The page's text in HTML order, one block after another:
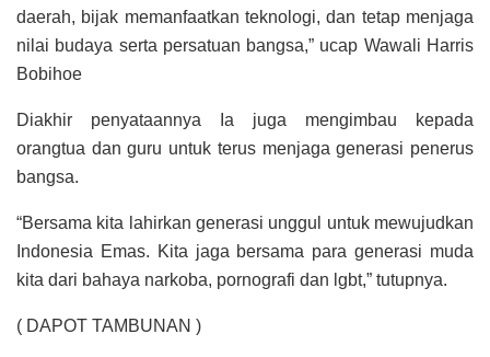
daerah, bijak memanfaatkan teknologi, dan tetap menjaga
nilai budaya serta persatuan bangsa,” ucap Wawali Harris
Bobihoe
Diakhir penyataannya Ia juga mengimbau kepada
orangtua dan guru untuk terus menjaga generasi penerus
bangsa.
“Bersama kita lahirkan generasi unggul untuk mewujudkan
Indonesia Emas. Kita jaga bersama para generasi muda
kita dari bahaya narkoba, pornografi dan lgbt,” tutupnya.
( DAPOT TAMBUNAN )